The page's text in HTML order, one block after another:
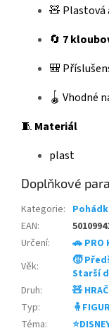
🧸 Plastová
🔄 7
🎒
🪀 Vhodné
🧵 Materiál
plast
Doplňkové
Kategorie:
EAN:
Určení:
🚗 PRO
Věk: 🧒
Starší
Druh:
🧸
Typ:
Téma: